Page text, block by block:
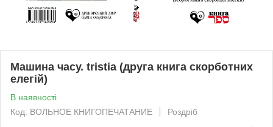
Машина часу. tristia (друга книга скорботних
елегій)
В наявності
Код: ВОЛЬНОЕ КНИГОПЕЧАТАНИЕ
Роздріб